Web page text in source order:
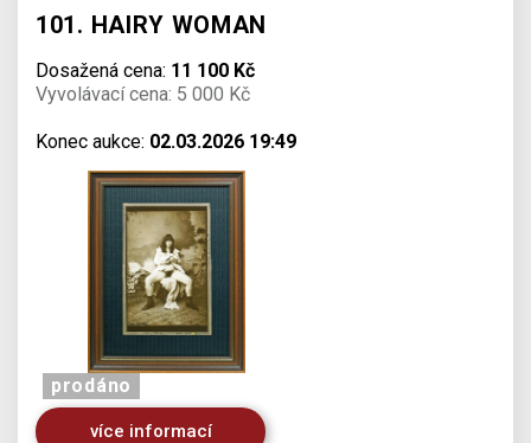
101. HAIRY WOMAN
Dosažená cena: 11 100 Kč
Vyvolávací cena: 5 000 Kč
Konec aukce: 02.03.2026 19:49
prodáno
více informací